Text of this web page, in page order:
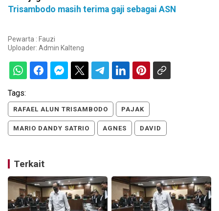
Trisambodo masih terima gaji sebagai ASN
Pewarta : Fauzi
Uploader: Admin Kalteng
Tags:
RAFAEL ALUN TRISAMBODO PAJAK
MARIO DANDY SATRIO AGNES DAVID
Terkait